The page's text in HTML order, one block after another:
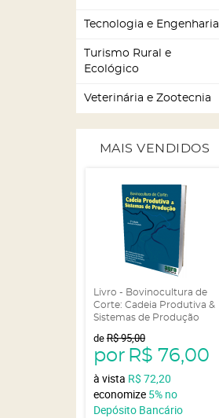
Tecnologia e Engenharia
Turismo Rural e
Ecológico
Veterinária e Zootecnia
MAIS VENDIDOS
Livro - Bovinocultura de
Corte: Cadeia Produtiva &
Sistemas de Produção
deR$ 95,00
por R$ 76,00
à vista R$ 72,20
economize 5% no
Depósito Bancário